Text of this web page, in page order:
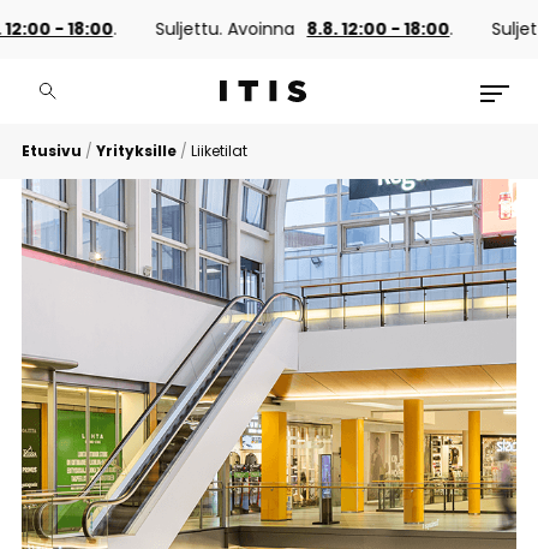
- 18:00. Suljettu. Avoinna 8.8. 12:00 - 18:00.
Etusivu / Yrityksille / Liiketilat